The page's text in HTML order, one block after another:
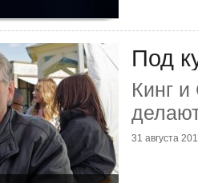
Под
Кинг
31 августа